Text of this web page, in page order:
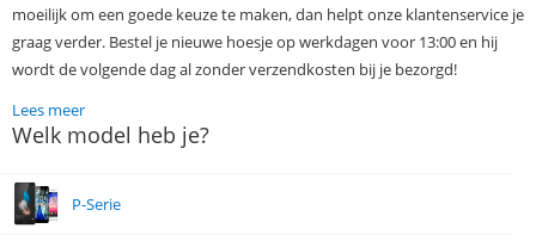
moeilijk om een goede keuze te maken, dan helpt onze klantenservice je
graag verder. Bestel je nieuwe hoesje op werkdagen voor 13:00 en hij
wordt de volgende dag al zonder verzendkosten bij je bezorgd!
Lees meer
Welk model heb je?
P-Serie